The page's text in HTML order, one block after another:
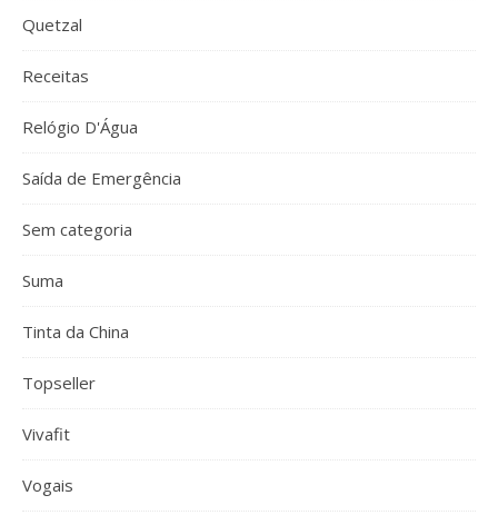
Quetzal
Receitas
Relógio D'Água
Saída de Emergência
Sem categoria
Suma
Tinta da China
Topseller
Vivafit
Vogais